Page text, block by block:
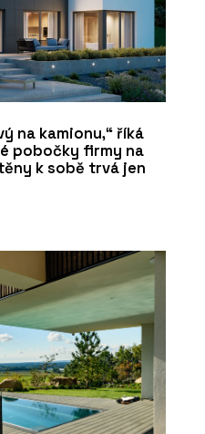
na kamionu,“ říká
pobočky firmy na
k sobě trvá jen